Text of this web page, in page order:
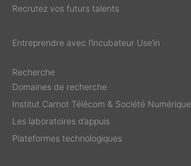
Recrutez vos futurs talents
Entreprendre avec l’incubateur Use’in
Recherche
Domaines de recherche
Institut Carnot Télécom & Société Numérique
Les laboratoires d’appuis
Plateformes technologiques